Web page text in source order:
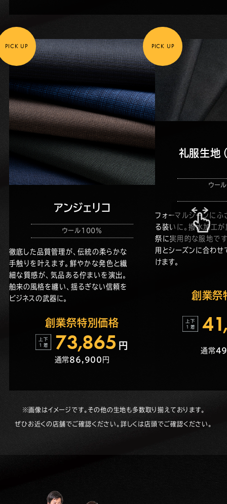
アンジェリコ
ウール100%
徹底した品質管理が、伝統の柔らかな
手触りを叶えます。鮮やかな発色と繊
細な質感が、気品ある佇まいを演出。
舶来の風格を纏い、揺るぎない信頼を
ビジネスの武器に。
創業祭特別価格
73,865 円
通常86,900 円
PICK UP
礼服生地
ウー
フォーマルシーンにふ
る装いに。撥水加工
祭に実用的な服地です
用とシーズンに合わ
けます。
創業祭
41
通常
PICK UP
※画像はイメージです。その他の生地も多数取り揃えております。
ぜひお近くの店舗でご確認ください。詳しくは店頭でご確認ください。